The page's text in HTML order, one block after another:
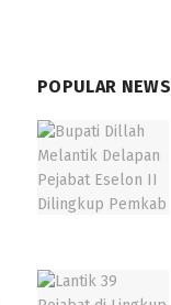
POPULAR NEWS